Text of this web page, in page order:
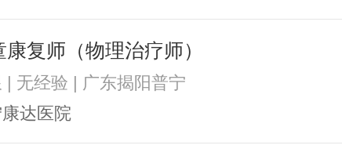
康复师（物理治疗师）
| 无经验 | 广东揭阳普宁
达医院